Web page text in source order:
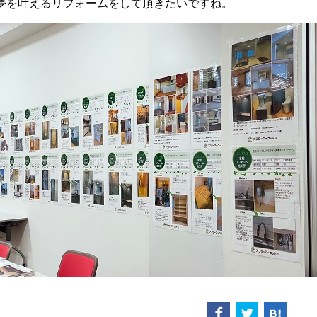
叶えるリフォームをして頂きたいですね。